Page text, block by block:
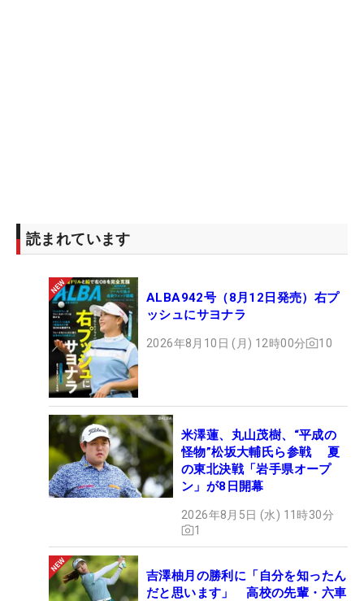
読まれています
ALBA942号（8月12日発売）右プ
ッシュにサヨナラ
2026年8月10日 (月) 12時00分 10
米澤蓮、丸山茂樹、“平成の
怪物”松坂大輔氏ら参戦 夏
の東北決戦「岩手県オープ
ン」が8日開幕
2026年8月5日 (水) 11時30分
1
吉澤柚月の勝利に「自分を知ったん
だと思います」 高校の先輩・六車